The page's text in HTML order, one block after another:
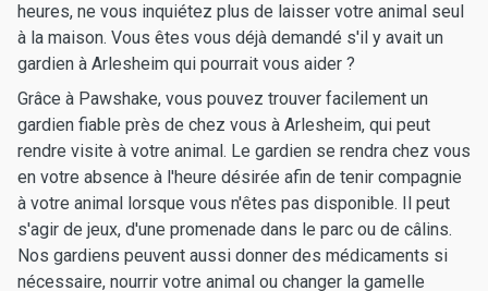
heures, ne vous inquiétez plus de laisser votre animal seul
à la maison. Vous êtes vous déjà demandé s'il y avait un
gardien à Arlesheim qui pourrait vous aider ?
Grâce à Pawshake, vous pouvez trouver facilement un
gardien fiable près de chez vous à Arlesheim, qui peut
rendre visite à votre animal. Le gardien se rendra chez vous
en votre absence à l'heure désirée afin de tenir compagnie
à votre animal lorsque vous n'êtes pas disponible. Il peut
s'agir de jeux, d'une promenade dans le parc ou de câlins.
Nos gardiens peuvent aussi donner des médicaments si
nécessaire, nourrir votre animal ou changer la gamelle